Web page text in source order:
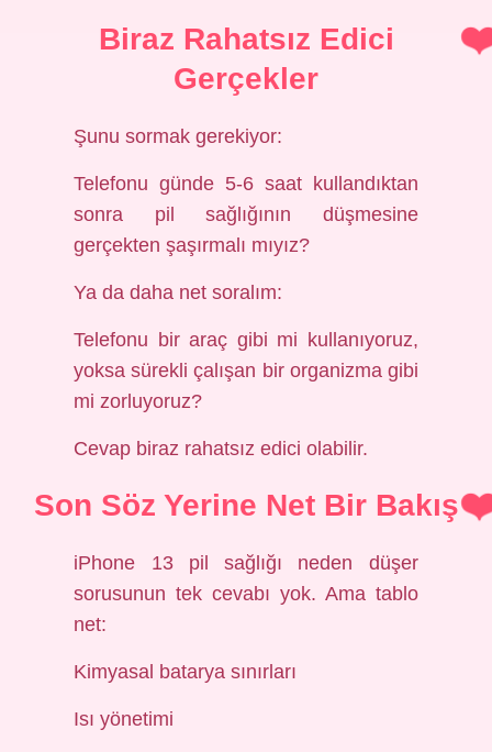
Biraz Rahatsız Edici
Gerçekler
Şunu sormak gerekiyor:
Telefonu günde 5-6 saat kullandıktan
sonra pil sağlığının düşmesine
gerçekten şaşırmalı mıyız?
Ya da daha net soralım:
Telefonu bir araç gibi mi kullanıyoruz,
yoksa sürekli çalışan bir organizma gibi
mi zorluyoruz?
Cevap biraz rahatsız edici olabilir.
Son Söz Yerine Net Bir Bakış
iPhone 13 pil sağlığı neden düşer
sorusunun tek cevabı yok. Ama tablo
net:
Kimyasal batarya sınırları
Isı yönetimi